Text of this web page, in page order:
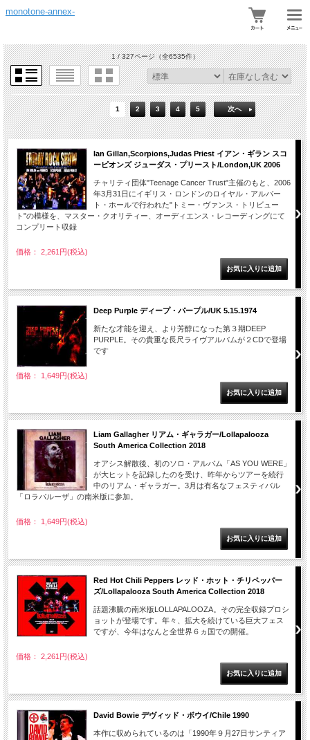
monotone-annex-
1 / 327ページ（全6535件）
1 2 3 4 5 次へ
Ian Gillan,Scorpions,Judas Priest イアン・ギラン スコ
ーピオンズ ジューダス・プリースト/London,UK 2006
チャリティ団体"Teenage Cancer Trust"主催のもと、2006
年3月31日にイギリス・ロンドンのロイヤル・アルバー
ト・ホールで行われた"トミー・ヴァンス・トリビュー
ト"の模様を、マスター・クオリティー、オーディエンス・レコーディングにて
コンプリート収録
価格： 2,261円(税込)
Deep Purple ディープ・パープル/UK 5.15.1974
新たな才能を迎え、より芳醇になった第３期DEEP
PURPLE。その貴重な長尺ライヴアルバムが２CDで登場
です
価格： 1,649円(税込)
Liam Gallagher リアム・ギャラガー/Lollapalooza
South America Collection 2018
オアシス解散後、初のソロ・アルバム「AS YOU WERE」
が大ヒットを記録したのを受け、昨年からツアーを続行
中のリアム・ギャラガー。3月は有名なフェスティバル
「ロラパルーザ」の南米版に参加。
価格： 1,649円(税込)
Red Hot Chili Peppers レッド・ホット・チリペッパー
ズ/Lollapalooza South America Collection 2018
話題沸騰の南米版LOLLAPALOOZA。その完全収録プロシ
ョットが登場です。年々、拡大を続けている巨大フェス
ですが、今年はなんと全世界６ヵ国での開催。
価格： 2,261円(税込)
David Bowie デヴィッド・ボウイ/Chile 1990
本作に収められているのは「1990年９月27日サンティア